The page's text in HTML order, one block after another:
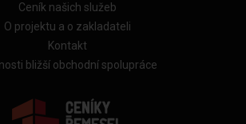
Ceník našich služeb
O projektu a o zakladateli
Kontakt
bližší obchodní spolupráce